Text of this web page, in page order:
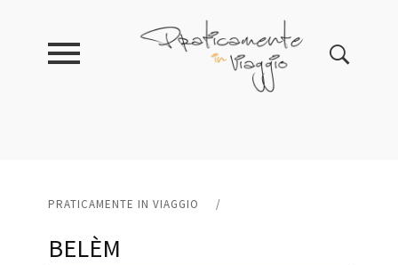
PRATICAMENTE IN VIAGGIO /
BELÈM